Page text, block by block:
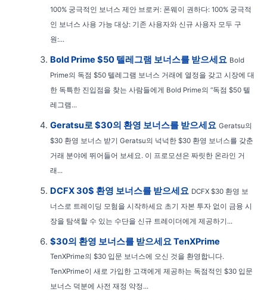
100% 궁극적인 보너스 제안 브로커: 폰웨이 권하다: 100% 궁극적
인 보너스 사용 가능 대상: 기존 사용자와 신규 사용자 모두 구
원:...
Bold Prime $50 텔레그램 보너스를 받으세요 Bold
Prime의 독점 $50 텔레그램 보너스 거래에 열정을 갖고 시장에 대
한 독특한 진입점을 찾는 사람들에게 Bold Prime의 “독점 $50 텔
레그램...
Geratsu로 $30의 환영 보너스를 받으세요 Geratsu의
$30 환영 보너스 받기 Geratsu의 넉넉한 $30 환영 보너스를 갖춘
거래 분야에 뛰어들어 보세요. 이 프로모션은 짜릿한 온라인 거
래...
DCFX 30$ 환영 보너스를 받으세요 DCFX $30 환영 보
너스로 트레이딩 모험을 시작하세요 초기 자본 투자 없이 금융 시
장을 탐색할 수 있는 수단을 신규 트레이더에게 제공하기...
$30의 환영 보너스를 받으세요 TenXPrime
TenXPrime의 $30 입문 보너스에 오신 것을 환영합니다.
TenXPrime이 새로 가입한 고객에게 제공하는 독점적인 $30 입문
보너스 덕분에 사전 재정 약정...